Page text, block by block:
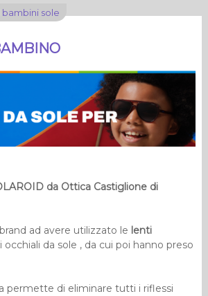
sole
da Ottica Castiglione di
ad avere utilizzato le lenti
da sole , da cui poi hanno preso
permette di eliminare tutti i riflessi